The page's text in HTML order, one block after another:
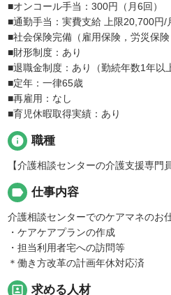
■オンコール手当：300円（月6回）
■通勤手当：実費支給 上限20,700円/
■社会保険完備（雇用保険，労災保険
■財形制度：あり
■退職金制度：あり（勤続年数1年以
■定年：一律65歳
■再雇用：なし
■育児休暇取得実績：あり
info 職種
【介護相談センターの介護支援専門
label 仕事内容
介護相談センターでのケアマネのお
・ケアケアプランの作成
・担当利用者宅への訪問等
＊働き方改革の計画年休対応済
portrait 求める人材